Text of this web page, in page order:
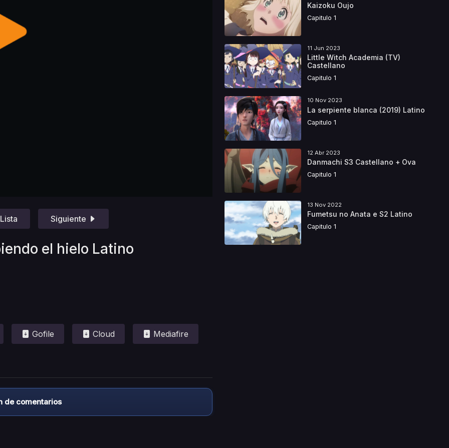
Lista Siguiente
el hielo Latino
Gofile Cloud Mediafire
de comentarios
Kaizoku Oujo
Capitulo 1
11 Jun 2023
Little Witch Academia (TV)
Castellano
Capitulo 1
10 Nov 2023
La serpiente blanca (2019) Latino
Capitulo 1
12 Abr 2023
Danmachi S3 Castellano + Ova
Capitulo 1
13 Nov 2022
Fumetsu no Anata e S2 Latino
Capitulo 1